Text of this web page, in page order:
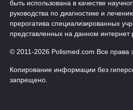
быть использована в качестве
руководства по диагностике и
прерогатива специализированных
представленных на данном интернет
© 2011-2026 Polismed.com Все
Копирование информации без
запрещено.